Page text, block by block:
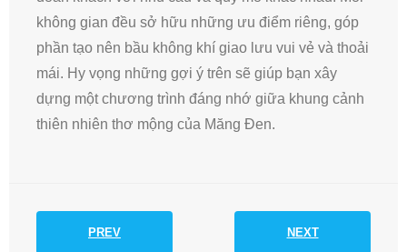
không gian đều sở hữu những ưu điểm riêng, góp
phần tạo nên bầu không khí giao lưu vui vẻ và thoải
mái. Hy vọng những gợi ý trên sẽ giúp bạn xây
dựng một chương trình đáng nhớ giữa khung cảnh
thiên nhiên thơ mộng của Măng Đen.
PREV NEXT